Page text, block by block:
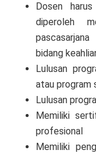
Dosen
diperoleh
bidang
Lulusan
atau program
Lulusan
Memiliki
profesional
Memiliki